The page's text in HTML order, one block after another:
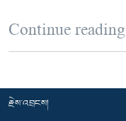
Continue reading
རྗེས་འབྲངས།